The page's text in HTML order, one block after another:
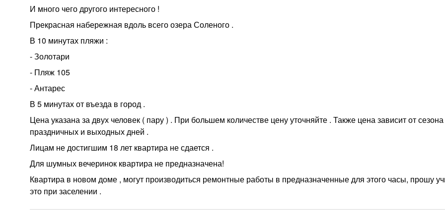
И много чего другого интересного !
Прекрасная набережная вдоль всего озера Соленого .
В 10 минутах пляжи :
- Золотари
- Пляж 105
- Антарес
В 5 минутах от въезда в город .
Цена указана за двух человек ( пару ) . При большем количестве цену уточняйте . Также цена зависит от сезона
праздничных и выходных дней .
Лицам не достигшим 18 лет квартира не сдается .
Для шумных вечеринок квартира не предназначена!
Квартира в новом доме , могут производиться ремонтные работы в предназначенные для этого часы, прошу
это при заселении .